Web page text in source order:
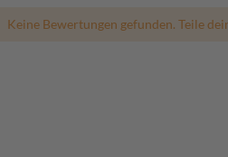
Keine Bewertungen gefunden. Teile